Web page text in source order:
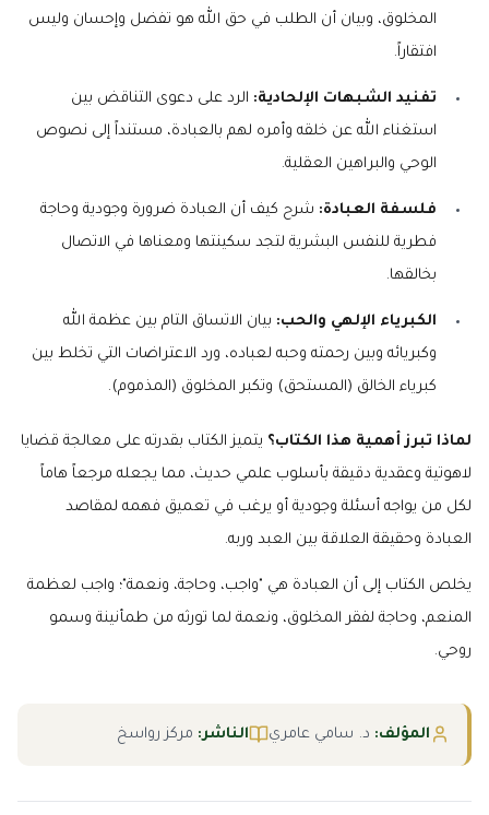
المخلوق، وبيان أن الطلب في حق الله هو تفضل وإحسان وليس
افتقاراً.
تفنيد الشبهات الإلحادية: الرد على دعوى التناقض بين
استغناء الله عن خلقه وأمره لهم بالعبادة، مستنداً إلى نصوص
الوحي والبراهين العقلية.
فلسفة العبادة: شرح كيف أن العبادة ضرورة وجودية وحاجة
فطرية للنفس البشرية لتجد سكينتها ومعناها في الاتصال
بخالقها.
الكبرياء الإلهي والحب: بيان الاتساق التام بين عظمة الله
وكبريائه وبين رحمته وحبه لعباده، ورد الاعتراضات التي تخلط بين
كبرياء الخالق (المستحق) وتكبر المخلوق (المذموم).
لماذا تبرز أهمية هذا الكتاب؟ يتميز الكتاب بقدرته على معالجة قضايا
لاهوتية وعقدية دقيقة بأسلوب علمي حديث، مما يجعله مرجعاً هاماً
لكل من يواجه أسئلة وجودية أو يرغب في تعميق فهمه لمقاصد
العبادة وحقيقة العلاقة بين العبد وربه.
يخلص الكتاب إلى أن العبادة هي "واجب، وحاجة، ونعمة"؛ واجب لعظمة
المنعم، وحاجة لفقر المخلوق، ونعمة لما تورثه من طمأنينة وسمو
روحي.
المؤلف: د. سامي عامري الناشر: مركز رواسخ